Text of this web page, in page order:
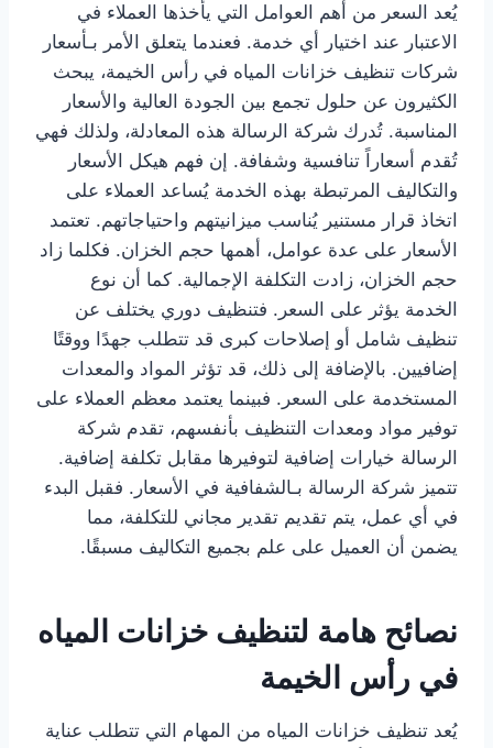
يُعد السعر من أهم العوامل التي يأخذها العملاء في
الاعتبار عند اختيار أي خدمة. فعندما يتعلق الأمر بـأسعار
شركات تنظيف خزانات المياه في رأس الخيمة، يبحث
الكثيرون عن حلول تجمع بين الجودة العالية والأسعار
المناسبة. تُدرك شركة الرسالة هذه المعادلة، ولذلك فهي
تُقدم أسعاراً تنافسية وشفافة. إن فهم هيكل الأسعار
والتكاليف المرتبطة بهذه الخدمة يُساعد العملاء على
اتخاذ قرار مستنير يُناسب ميزانيتهم واحتياجاتهم. تعتمد
الأسعار على عدة عوامل، أهمها حجم الخزان. فكلما زاد
حجم الخزان، زادت التكلفة الإجمالية. كما أن نوع
الخدمة يؤثر على السعر. فتنظيف دوري يختلف عن
تنظيف شامل أو إصلاحات كبرى قد تتطلب جهدًا ووقتًا
إضافيين. بالإضافة إلى ذلك، قد تؤثر المواد والمعدات
المستخدمة على السعر. فبينما يعتمد معظم العملاء على
توفير مواد ومعدات التنظيف بأنفسهم، تقدم شركة
الرسالة خيارات إضافية لتوفيرها مقابل تكلفة إضافية.
تتميز شركة الرسالة بـالشفافية في الأسعار. فقبل البدء
في أي عمل، يتم تقديم تقدير مجاني للتكلفة، مما
يضمن أن العميل على علم بجميع التكاليف مسبقًا.
نصائح هامة لتنظيف خزانات المياه
في رأس الخيمة
يُعد تنظيف خزانات المياه من المهام التي تتطلب عناية